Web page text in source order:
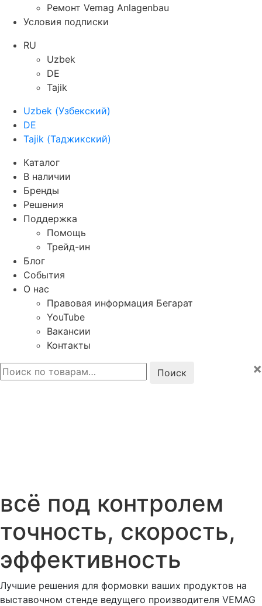
Ремонт Vemag Anlagenbau
Условия подписки
RU
Uzbek
DE
Tajik
Uzbek (Узбекский)
DE
Tajik (Таджикский)
Каталог
В наличии
Бренды
Решения
Поддержка
Помощь
Трейд-ин
Блог
События
О нас
Правовая информация Бегарат
YouTube
Вакансии
Контакты
Искать:
×
всё под контролем
точность, скорость,
эффективность
Лучшие решения для формовки ваших продуктов на
выставочном стенде ведущего производителя VEMAG